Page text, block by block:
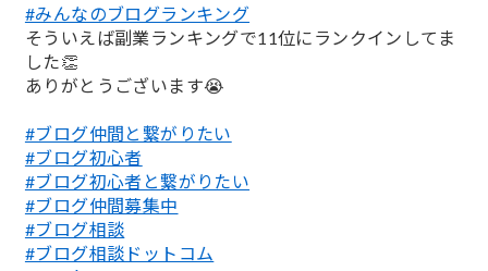
;
#みんなのブログランキング
そういえば副業ランキングで11位にランクインしてま
した👏
ありがとうございます😭
#ブログ仲間と繋がりたい
#ブログ初心者
#ブログ初心者と繋がりたい
#ブログ仲間募集中
#ブログ相談
#ブログ相談ドットコム